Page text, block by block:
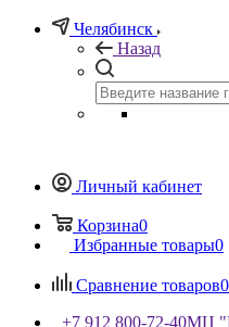
Челябинск
Назад
Личный кабинет
Корзина0
Избранные товары0
Сравнение товаров0
+7 912 800-72-40МЦ